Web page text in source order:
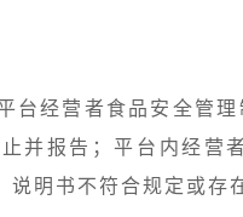
台经营者食品安全管
并报告；平台内经
明书不符合规定或